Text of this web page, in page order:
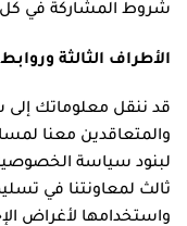
شروط المشاركة في
الأطراف الثالثة
قد ننقل معلوماتك إلى
والمتعاقدين معنا
لبنود سياسة
ثالث لمعاونتنا في
واستخدامها لأغراض